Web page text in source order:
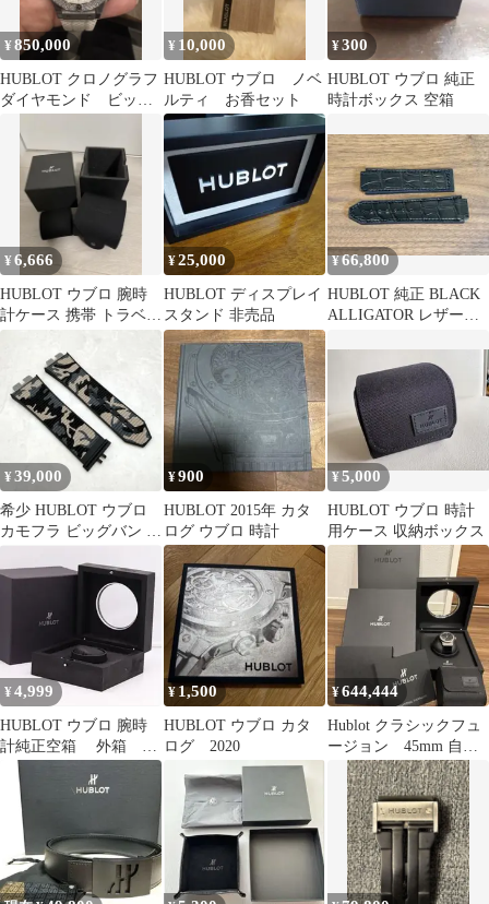
¥850,000
HUBLOT クロノグラフ
ダイヤモンド ビッグ
段交渉OK
¥ 10,000
HUBLOT ウブロ ノベ
ルティ お香セット
¥300
HUBLOT ウブロ 純正
時計ボックス 空箱
¥6,666
HUBLOT ウブロ 腕時
計ケース 携帯 トラベル
ウォッチケース ノベル
¥25,000
HUBLOT ディスプレイ
スタンド 非売品
¥66,800
HUBLOT 純正 BLACK
ALLIGATOR レザーベ
¥39,000
希少 HUBLOT ウブロ
カモフラ ビッグバン 純
正 ラバー 替えベルト
¥900
HUBLOT 2015年 カタ
ログ ウブロ 時計
¥5,000
HUBLOT ウブロ 時計
用ケース 収納ボックス
¥4,999
HUBLOT ウブロ 腕時
計純正空箱 外箱 ウ
ォッチケース
¥1,500
HUBLOT ウブロ カタ
ログ 2020
¥644,444
Hublot クラシックフュ
ージョン 45mm 自動
巻き 腕時計